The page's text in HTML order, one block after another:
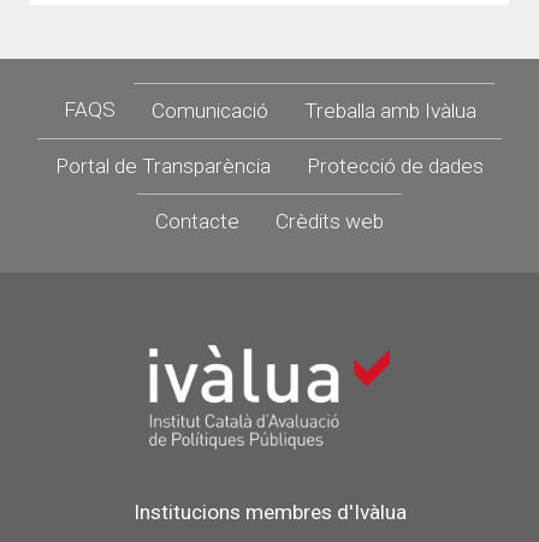
Footer
FAQS Comunicació Treballa amb Ivàlua
Portal de Transparència Protecció de dades
Contacte Crèdits web
Institucions membres d'Ivàlua